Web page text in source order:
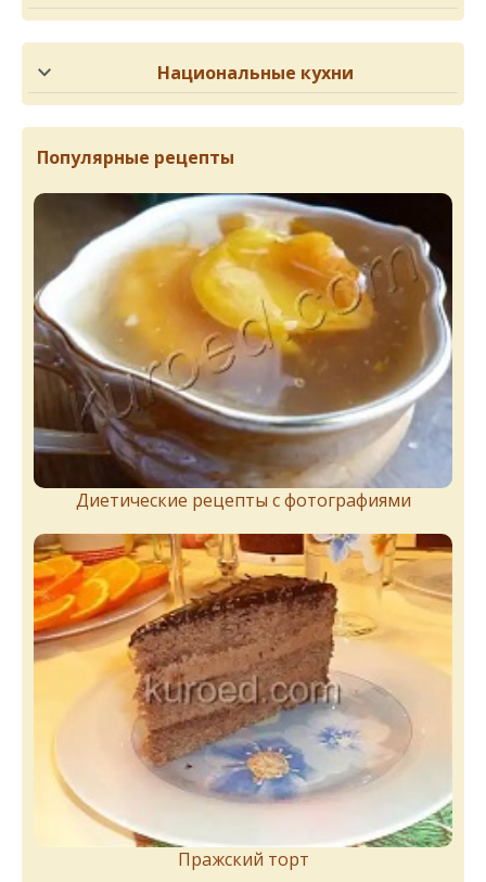
Национальные кухни
Популярные рецепты
Диетические рецепты с фотографиями
Пражский торт